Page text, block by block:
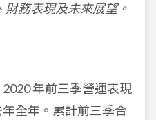
務表現及未來展望。
2020 年前三季營運表現
全年。累計前三季合